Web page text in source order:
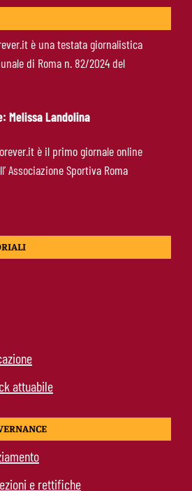
Alajbegovic, Pjanic svela il ruolo: perché il
Juventus
Calciomercato Roma, Angeliño e Kumbulla ai
saluti: D’Amico accelera per il sostituto sulla
sinistra
è una testata giornalistica
di Roma n. 82/2024 del
Melissa Landolina
è il primo giornale online
Associazione Sportiva Roma
attuabile
e rettifiche